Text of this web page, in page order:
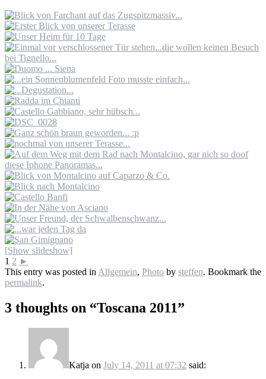
[Show slideshow]
1 2 ►
This entry was posted in Allgemein, Photo by steffen. Bookmark the
permalink.
3 thoughts on “Toscana 2011”
Katja on July 14, 2011 at 07:32 said: